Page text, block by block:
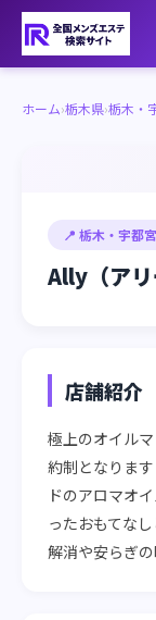
ホーム›栃木県›栃木・
📍 栃木・宇都宮
Ally（アリ
店舗紹介
極上のオイル
約制となりま
ドのアロマオ
ったおもてな
解消や安らぎ